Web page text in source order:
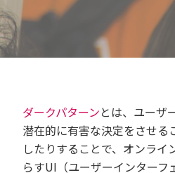
ダークパターンとは、ユーザ
潜在的に有害な決定をさせる
したりすることで、オンライ
らすUI（ユーザーインターフ